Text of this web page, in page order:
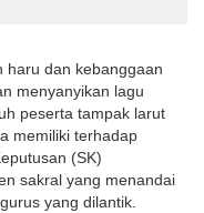
haru dan kebanggaan
menyanyikan lagu
peserta tampak larut
memiliki terhadap
(SK)
sakral yang menandai
yang dilantik.